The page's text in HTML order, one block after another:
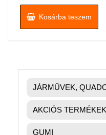
Kosárba teszem
JÁRMŰVEK,
AKCIÓS TERMÉKEK
GUMI